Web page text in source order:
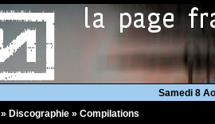
Samedi 8
» Discographie » Compilations